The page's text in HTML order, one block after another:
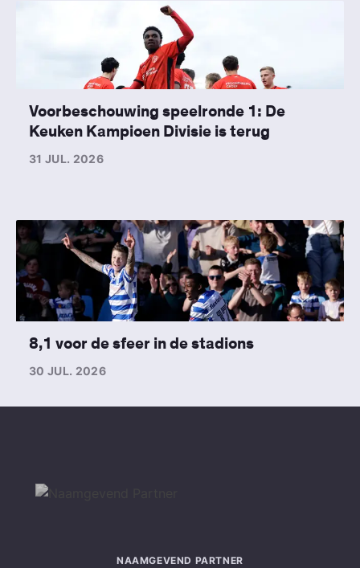
Voorbeschouwing speelronde 1: De
Keuken Kampioen Divisie is terug
31 JUL. 2026
8,1 voor de sfeer in de stadions
30 JUL. 2026
NAAMGEVEND PARTNER